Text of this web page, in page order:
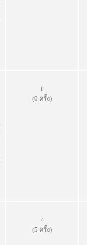
0
(0 ครั้ง)
4
(5 ครั้ง)